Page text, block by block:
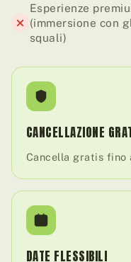
Esperienze
(immersione con
squali)
CANCELLAZIONE
Cancella gratis fino
DATE FLESSIBILI